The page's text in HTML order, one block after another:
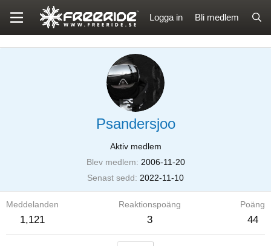
Logga in Bli medlem
Psandersjoo
Aktiv medlem
Blev medlem
2006-11-20
Senast sedd
2022-11-10
Meddelanden
1,121
Reaktionspoäng
3
Poäng
44